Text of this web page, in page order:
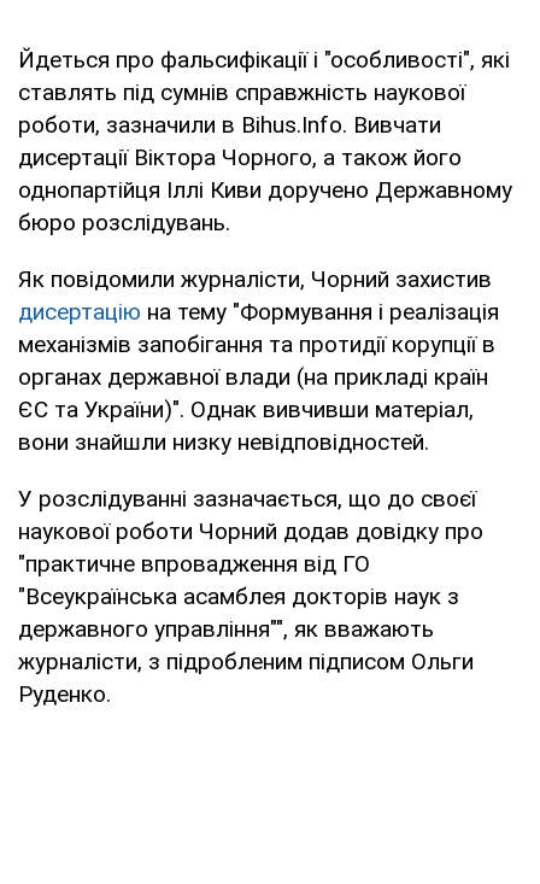
Йдеться про фальсифікації і "особливості", які
ставлять під сумнів справжність наукової
роботи, зазначили в Bihus.Info. Вивчати
дисертації Віктора Чорного, а також його
однопартійця Іллі Киви доручено Державному
бюро розслідувань.
Як повідомили журналісти, Чорний захистив
дисертацію на тему "Формування і реалізація
механізмів запобігання та протидії корупції в
органах державної влади (на прикладі країн
ЄС та України)". Однак вивчивши матеріал,
вони знайшли низку невідповідностей.
У розслідуванні зазначається, що до своєї
наукової роботи Чорний додав довідку про
"практичне впровадження від ГО
"Всеукраїнська асамблея докторів наук з
державного управління"", як вважають
журналісти, з підробленим підписом Ольги
Руденко.